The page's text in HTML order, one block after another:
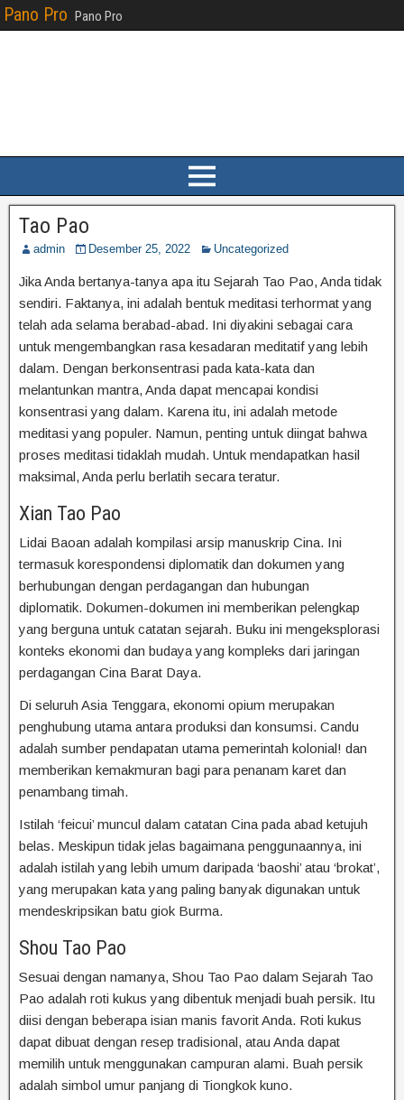
Pano Pro Pano Pro
Tao Pao
admin Desember 25, 2022 Uncategorized
Jika Anda bertanya-tanya apa itu Sejarah Tao Pao, Anda tidak
sendiri. Faktanya, ini adalah bentuk meditasi terhormat yang
telah ada selama berabad-abad. Ini diyakini sebagai cara
untuk mengembangkan rasa kesadaran meditatif yang lebih
dalam. Dengan berkonsentrasi pada kata-kata dan
melantunkan mantra, Anda dapat mencapai kondisi
konsentrasi yang dalam. Karena itu, ini adalah metode
meditasi yang populer. Namun, penting untuk diingat bahwa
proses meditasi tidaklah mudah. Untuk mendapatkan hasil
maksimal, Anda perlu berlatih secara teratur.
Xian Tao Pao
Lidai Baoan adalah kompilasi arsip manuskrip Cina. Ini
termasuk korespondensi diplomatik dan dokumen yang
berhubungan dengan perdagangan dan hubungan
diplomatik. Dokumen-dokumen ini memberikan pelengkap
yang berguna untuk catatan sejarah. Buku ini mengeksplorasi
konteks ekonomi dan budaya yang kompleks dari jaringan
perdagangan Cina Barat Daya.
Di seluruh Asia Tenggara, ekonomi opium merupakan
penghubung utama antara produksi dan konsumsi. Candu
adalah sumber pendapatan utama pemerintah kolonial! dan
memberikan kemakmuran bagi para penanam karet dan
penambang timah.
Istilah ‘feicui’ muncul dalam catatan Cina pada abad ketujuh
belas. Meskipun tidak jelas bagaimana penggunaannya, ini
adalah istilah yang lebih umum daripada ‘baoshi’ atau ‘brokat’,
yang merupakan kata yang paling banyak digunakan untuk
mendeskripsikan batu giok Burma.
Shou Tao Pao
Sesuai dengan namanya, Shou Tao Pao dalam Sejarah Tao
Pao adalah roti kukus yang dibentuk menjadi buah persik. Itu
diisi dengan beberapa isian manis favorit Anda. Roti kukus
dapat dibuat dengan resep tradisional, atau Anda dapat
memilih untuk menggunakan campuran alami. Buah persik
adalah simbol umur panjang di Tiongkok kuno.